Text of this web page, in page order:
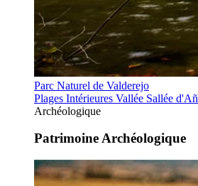
Parc Naturel de Valderejo
Plages Intérieures Vallée Sallée
Archéologique
Patrimoine Archéologique